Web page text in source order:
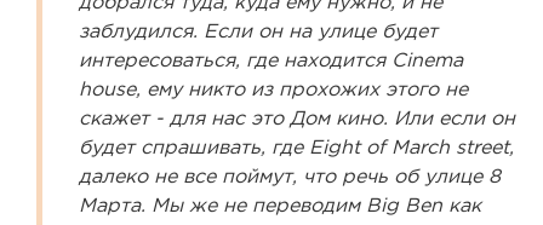
заблудился. Если он на улице будет
интересоваться, где находится Cinema
house, ему никто из прохожих этого не
скажет - для нас это Дом кино. Или если он
будет спрашивать, где Eight of March street,
далеко не все поймут, что речь об улице 8
Марта. Мы же не переводим Big Ben как